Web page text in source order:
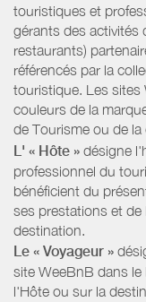
touristiques et
gérants des activités
restaurants)
référencés par la
touristique. Les sites
couleurs de la
de Tourisme ou de la
L' « Hôte » désigne
professionnel du
bénéficient du
ses prestations et
destination.
Le « Voyageur »
site WeeBnB dans
l'Hôte ou sur la